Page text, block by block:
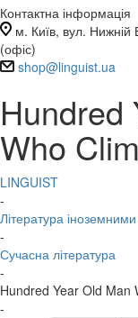
Контактна інформація
м. Київ, вул.
(офіс)
shop@linguist.ua
Hundred
Who
LINGUIST
-
Література
-
Сучасна література
-
Hundred Year Old Man
-